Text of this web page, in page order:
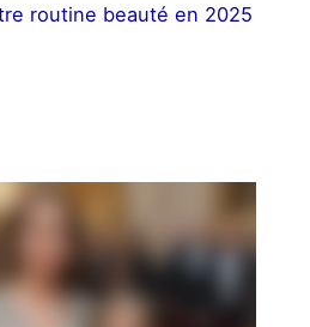
routine beauté en 2025